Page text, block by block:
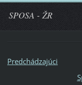
SPOSA - ŽR
Predchádzajúci